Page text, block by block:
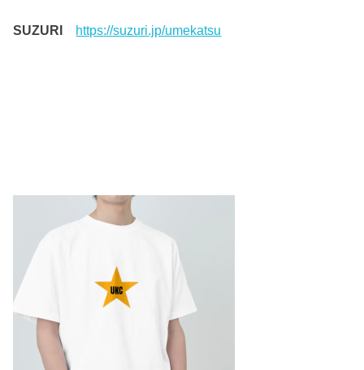
SUZURI https://suzuri.jp/umekatsu